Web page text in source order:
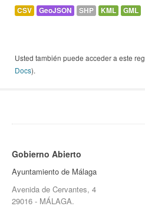
CSV GeoJSON SHP KML GML
Usted también puede acceder a este
Docs).
Gobierno Abierto
Ayuntamiento de Málaga
Avenida de Cervantes, 4
29016 - MÁLAGA.